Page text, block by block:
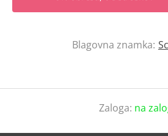
Blagovna znamka:
Zaloga: na